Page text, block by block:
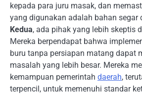
kepada para juru masak, dan
yang digunakan adalah bahan segar
Kedua, ada pihak yang lebih skeptis
Mereka berpendapat bahwa
buru tanpa persiapan matang dapat
masalah yang lebih besar. Mereka
kemampuan pemerintah daerah,
terpencil, untuk memenuhi standar